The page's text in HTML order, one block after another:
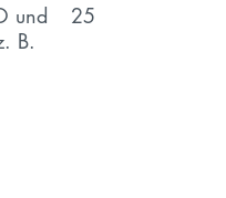
und 25
B.